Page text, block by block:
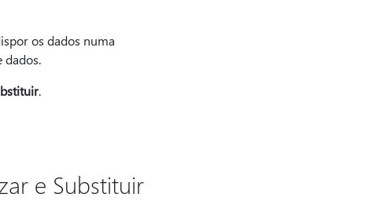
os dados numa
.
e Substituir